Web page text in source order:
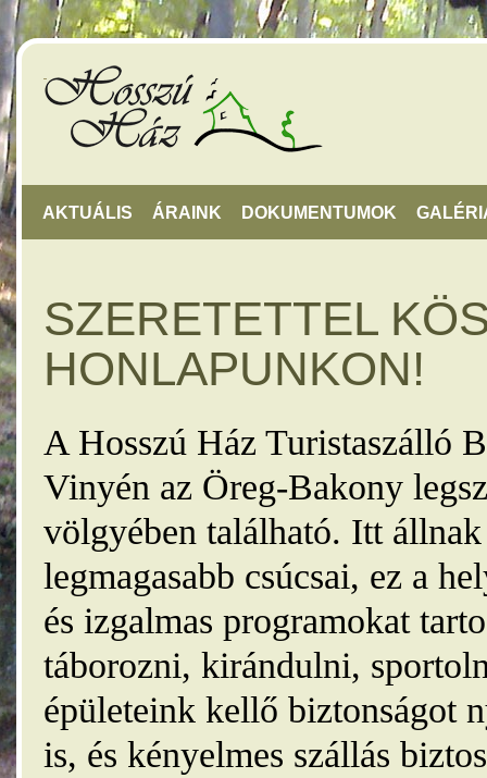
AKTUÁLIS ÁRAINK DOKUMENTUMOK
SZERETETTEL
HONLAPUNKON!
A Hosszú Ház Turistaszálló
Vinyén az Öreg-Bakony
völgyében található. Itt
legmagasabb csúcsai, ez a
és izgalmas programokat
táborozni, kirándulni,
épületeink kellő biztonságot
is, és kényelmes szállás